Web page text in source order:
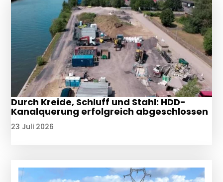
Durch Kreide, Schluff und Stahl: HDD-
Kanalquerung erfolgreich abgeschlossen
23 Juli 2026